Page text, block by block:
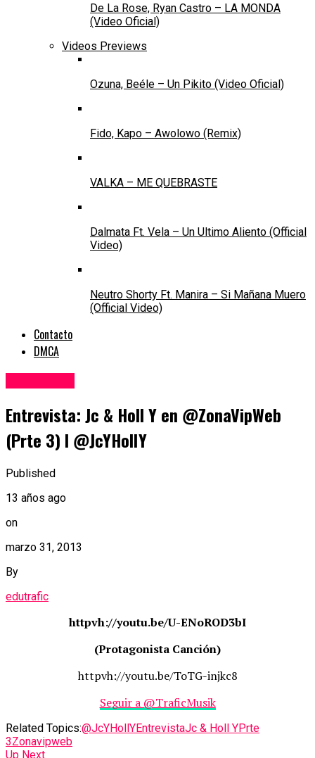
De La Rose, Ryan Castro – LA MONDA
(Video Oficial)
Videos Previews
Ozuna, Beéle – Un Pikito (Video Oficial)
Fido, Kapo – Awolowo (Remix)
VALKA – ME QUEBRASTE
Dalmata Ft. Vela – Un Ultimo Aliento (Official
Video)
Neutro Shorty Ft. Manira – Si Mañana Muero
(Official Video)
Contacto
DMCA
Entrevista: Jc & Holl Y en @ZonaVipWeb
(Prte 3) I @JcYHollY
Published
13 años ago
on
marzo 31, 2013
By
edutrafic
httpvh://youtu.be/U-ENoROD3bI
(Protagonista Canción)
httpvh://youtu.be/ToTG-injkc8
Seguir a @TraficMusik
Related Topics:@JcYHollYEntrevistaJc & Holl YPrte
3Zonavipweb
Up Next